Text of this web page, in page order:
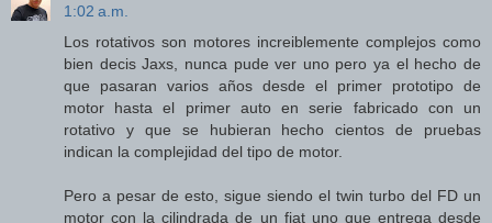
1:02 a.m.
Los rotativos son motores increiblemente complejos como
bien decis Jaxs, nunca pude ver uno pero ya el hecho de
que pasaran varios años desde el primer prototipo de
motor hasta el primer auto en serie fabricado con un
rotativo y que se hubieran hecho cientos de pruebas
indican la complejidad del tipo de motor.
Pero a pesar de esto, sigue siendo el twin turbo del FD un
motor con la cilindrada de un fiat uno que entrega desde